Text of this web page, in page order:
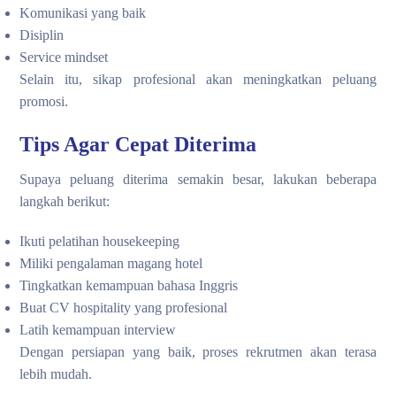
Komunikasi yang baik
Disiplin
Service mindset
Selain itu, sikap profesional akan meningkatkan peluang
promosi.
Tips Agar Cepat Diterima
Supaya peluang diterima semakin besar, lakukan beberapa
langkah berikut:
Ikuti pelatihan housekeeping
Miliki pengalaman magang hotel
Tingkatkan kemampuan bahasa Inggris
Buat CV hospitality yang profesional
Latih kemampuan interview
Dengan persiapan yang baik, proses rekrutmen akan terasa
lebih mudah.